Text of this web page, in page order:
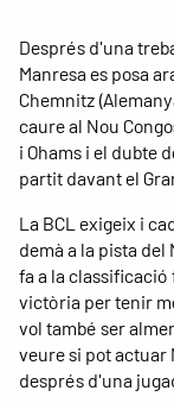
Després d'una
Manresa es posa
Chemnitz
caure al Nou
i Ohams i el dubte
partit davant el
La BCL exigeix i
demà a la pista del
fa a la classificació
victòria per tenir
vol també ser
veure si pot actuar
després d'una